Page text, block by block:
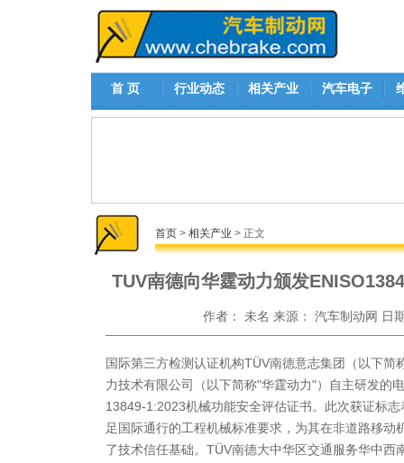
首 页 行业动态 相关产业 汽车电子
首页 > 相关产业 > 正文
TUV南德向华霆动力颁发
作者： 未名 来源： 汽车制动网 日
国际第三方检测认证机构TÜV南德意志集团（以下简
力技术有限公司（以下简称"华霆动力"）自主研发的
13849-1:2023机械功能安全评估证书。此次获证标
足国际通行的工程机械标准要求，为其在非道路移动
了技术信任基础。TÜV南德大中华区交通服务华中西